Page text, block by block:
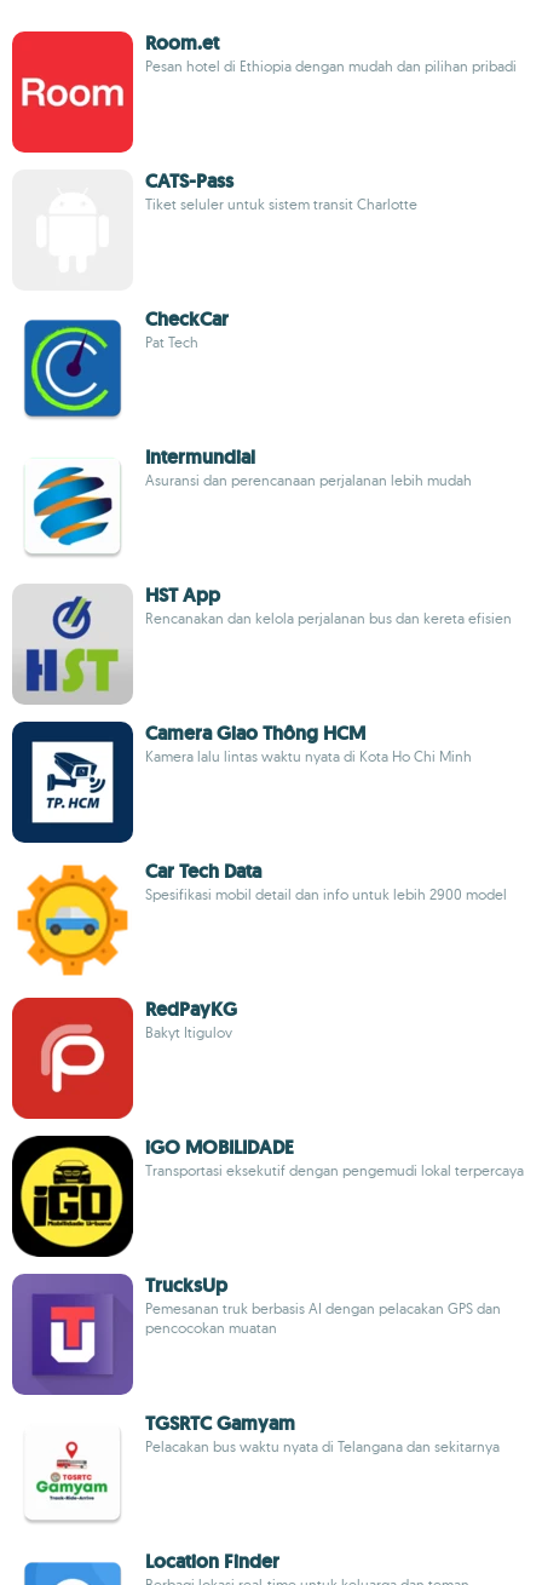
Room.et
Pesan hotel di Ethiopia dengan mudah dan pilihan pribadi
CATS-Pass
Tiket seluler untuk sistem transit Charlotte
CheckCar
Pat Tech
Intermundial
Asuransi dan perencanaan perjalanan lebih mudah
HST App
Rencanakan dan kelola perjalanan bus dan kereta efisien
Camera Giao Thông HCM
Kamera lalu lintas waktu nyata di Kota Ho Chi Minh
Car Tech Data
Spesifikasi mobil detail dan info untuk lebih 2900 model
RedPayKG
Bakyt Itigulov
iGO MOBILIDADE
Transportasi eksekutif dengan pengemudi lokal terpercaya
TrucksUp
Pemesanan truk berbasis AI dengan pelacakan GPS dan
pencocokan muatan
TGSRTC Gamyam
Pelacakan bus waktu nyata di Telangana dan sekitarnya
Location Finder